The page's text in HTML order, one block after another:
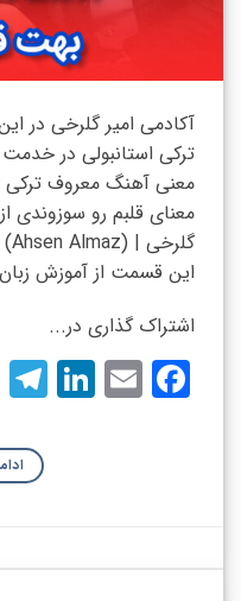
آکادمی امیر گلرخی در
ترکی استانبولی در
معنی آهنگ معروف ترکی
معنای قلبم رو سوزوندی
این قسمت از آموزش
اشتراک گذاری در...
Email